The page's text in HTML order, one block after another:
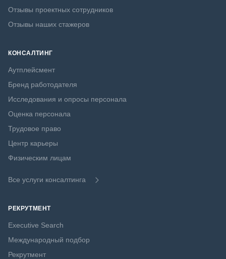
Отзывы проектных сотрудников
Отзывы наших стажеров
КОНСАЛТИНГ
Аутплейсмент
Бренд работодателя
Исследования и опросы персонала
Оценка персонала
Трудовое право
Центр карьеры
Физическим лицам
Все услуги консалтинга
РЕКРУТМЕНТ
Executive Search
Международный подбор
Рекрутмент